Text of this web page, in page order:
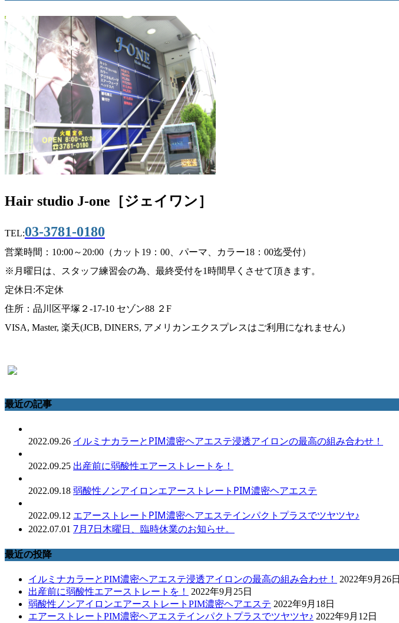
Hair studio J-one［ジェイワン］
TEL:03-3781-0180
営業時間：10:00～20:00（カット19：00、パーマ、カラー18：00迄受付）
※月曜日は、スタッフ練習会の為、最終受付を1時間早くさせて頂きます。
定休日:不定休
住所：品川区平塚２-17-10 セゾン88 ２F
VISA, Master, 楽天(JCB, DINERS, アメリカンエクスプレスはご利用になれません)
最近の記事
2022.09.26 イルミナカラーとPIM濃密ヘアエステ浸透アイロンの最高の組み合わせ！
2022.09.25 出産前に弱酸性エアーストレートを！
2022.09.18 弱酸性ノンアイロンエアーストレートPIM濃密ヘアエステ
2022.09.12 エアーストレートPIM濃密ヘアエステインパクトプラスでツヤツヤ♪
2022.07.01 7月7日木曜日、臨時休業のお知らせ。
最近の投降
イルミナカラーとPIM濃密ヘアエステ浸透アイロンの最高の組み合わせ！
2022年9月26日
出産前に弱酸性エアーストレートを！
2022年9月25日
弱酸性ノンアイロンエアーストレートPIM濃密ヘアエステ 2022年9月18日
エアーストレートPIM濃密ヘアエステインパクトプラスでツヤツヤ♪ 2022年9月12日